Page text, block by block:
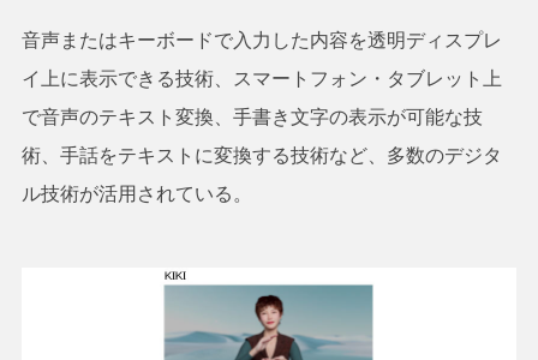
音声またはキーボードで入力した内容を透明ディスプレ
イ上に表示できる技術、スマートフォン・タブレット上
で音声のテキスト変換、手書き文字の表示が可能な技
術、手話をテキストに変換する技術など、多数のデジタ
ル技術が活用されている。